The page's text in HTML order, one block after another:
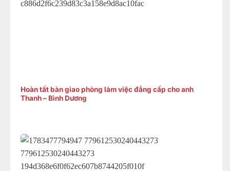
Hoàn tất bàn giao phòng làm việc đẳng cấp cho anh
Thanh – Bình Dương